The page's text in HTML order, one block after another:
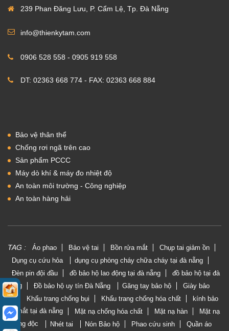
239 Phan Đăng Lưu, P. Cẩm Lệ, Tp. Đà Nẵng
info@thienkytam.com
0906 528 558 - 0905 919 558
DT: 02363 668 774 - FAX: 02363 668 884
Bảo vệ thân thể
Chống rơi ngã trên cao
Sản phẩm PCCC
Máy dò khí & máy đo nhiệt độ
An toàn môi trường - Công nghiệp
An toàn hàng hải
TAG : Áo phao Bảo vệ tai Bồn rửa mắt
Chụp tai giảm ồn
Dụng cụ cứu hỏa
dụng cụ phòng cháy chữa cháy tại đà nẵng
Đèn pin đội đầu
đồ bảo hộ lao động tại đà nẵng đồ bảo hộ tại đà
nẵng Đồ bảo hộ uy tín Đà Nẵng Găng tay bảo hộ Giày bảo
hộ Khẩu trang chống bụi Khẩu trang chống hóa chất kính bảo
vệ mắt tại đà nẵng Mặt nạ chống hóa chất Mặt nạ hàn Mặt nạ
phòng độc Nhét tai Nón Bảo hộ Phao cứu sinh Quần áo